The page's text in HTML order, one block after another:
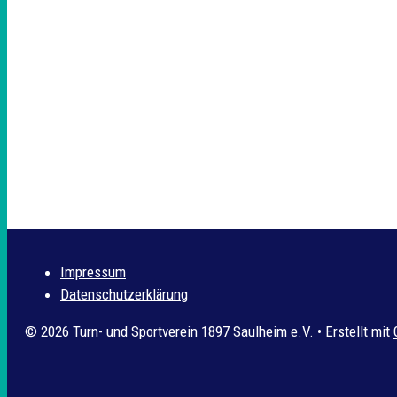
Impressum
Datenschutzerklärung
© 2026 Turn- und Sportverein 1897 Saulheim e.V. • Erstellt mit